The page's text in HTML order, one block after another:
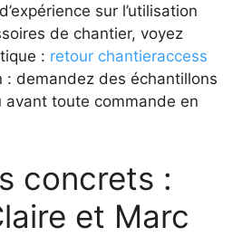
sur l’utilisation
de chantier, voyez
: retour chantieraccess
: demandez des échantillons
toute commande en
concrets :
et Marc